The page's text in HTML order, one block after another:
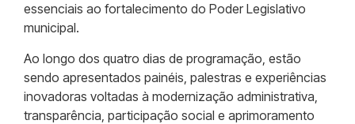
essenciais ao fortalecimento do Poder Legislativo
municipal.
Ao longo dos quatro dias de programação, estão
sendo apresentados painéis, palestras e experiências
inovadoras voltadas à modernização administrativa,
transparência, participação social e aprimoramento